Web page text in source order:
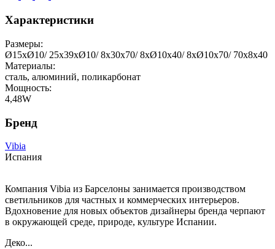
Характеристики
Размеры:
Ø15xØ10/ 25x39xØ10/ 8x30x70/ 8xØ10x40/ 8xØ10x70/ 70x8x40
Материалы:
сталь, алюминий, поликарбонат
Мощность:
4,48W
Бренд
Vibia
Испания
Компания Vibia из Барселоны занимается производством
светильников для частных и коммерческих интерьеров.
Вдохновение для новых объектов дизайнеры бренда черпают
в окружающей среде, природе, культуре Испании.
Деко...